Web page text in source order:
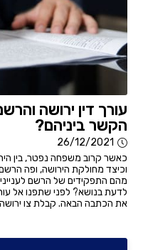
עורך דין ירושה
הקשר ביניהם?
26/12/2021
כאשר קרוב משפחה נפטר, בין
וכיצד מחולקת הירושה, ופה
מהם התפקידים של הרשם לענייני
לדעת בנושא? לפני שתפנו אל
את הכתבה הבאה. קבלת צו